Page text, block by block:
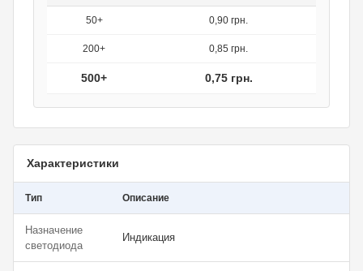
50+ 0,90 грн.
200+ 0,85 грн.
500+ 0,75 грн.
Характеристики
Тип Описание
Назначение
светодиода
Индикация